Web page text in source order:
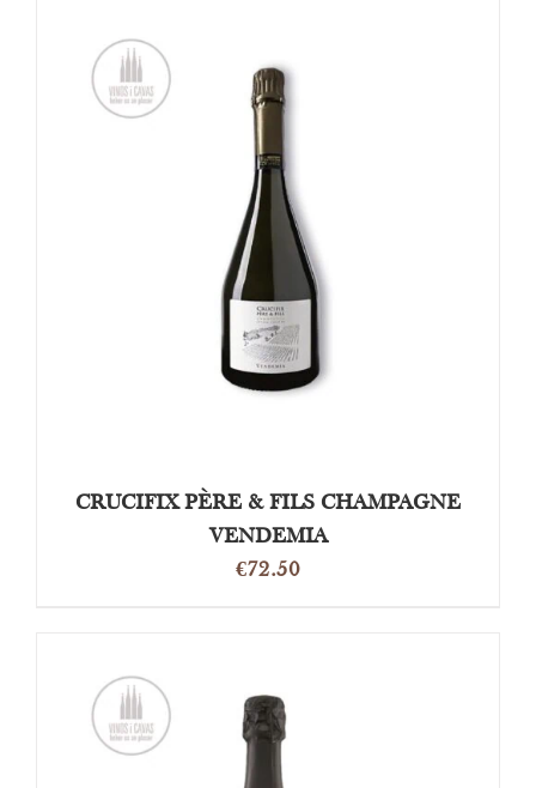
TOEVOEGEN AAN WINKELWAGEN
CRUCIFIX PÈRE & FILS CHAMPAGNE
VENDEMIA
€72.50